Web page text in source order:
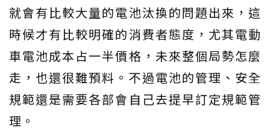
就會有比較大量的電池汰換的問題出來，這
時候才有比較明確的消費者態度，尤其電動
車電池成本占一半價格，未來整個局勢怎麼
走，也還很難預料。不過電池的管理、安全
規範還是需要各部會自己去提早訂定規範管
理。